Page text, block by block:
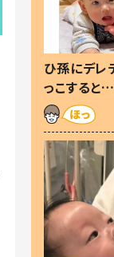
ひ孫にデレ
っこすると
した」「可愛